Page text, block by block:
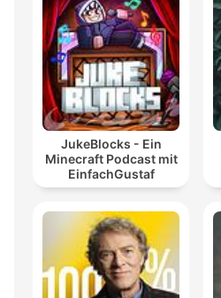
JukeBlocks - Ein
Minecraft Podcast mit
EinfachGustaf